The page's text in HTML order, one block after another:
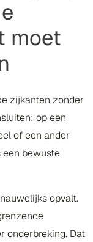
moet
zijkanten zonder
op een
of een ander
een bewuste
opvalt.
onderbreking. Dat